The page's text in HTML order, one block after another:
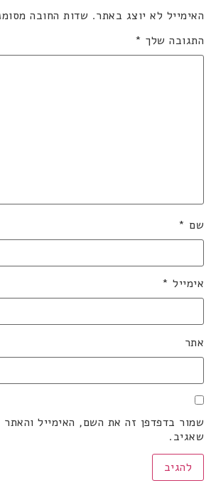
האימייל לא יוצג באתר. שדות החובה
התגובה שלך *
שם *
אימייל *
אתר
שמור בדפדפן זה את השם, האימייל
שאגיב.